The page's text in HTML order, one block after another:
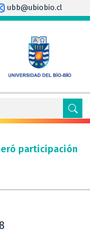
ubb@ubiobio.cl
participación